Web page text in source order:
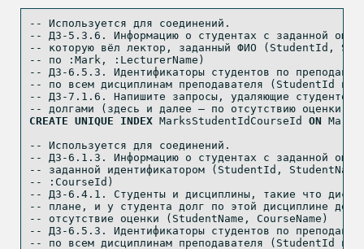
-- Используется для соединений.
-- ДЗ-5.3.6. Информацию о студентах с заданной
-- которую вёл лектор, заданный ФИО (StudentId,
-- по :Mark, :LecturerName)
-- ДЗ-6.5.3. Идентификаторы студентов по
-- по всем дисциплинам преподавателя (StudentId по
-- ДЗ-7.1.6. Напишите запросы, удаляющие студентов
-- долгами (здесь и далее — по отсутствию оценки)
CREATE UNIQUE INDEX MarksStudentIdCourseId ON
-- Используется для соединений.
-- ДЗ-6.1.3. Информацию о студентах c заданной
-- заданной идентификатором (StudentId,
-- :CourseId)
-- ДЗ-6.4.1. Студенты и дисциплины, такие что
-- плане, и у студента долг по этой дисциплине
-- отсутствие оценки (StudentName, CourseName)
-- ДЗ-6.5.3. Идентификаторы студентов по
-- по всем дисциплинам преподавателя (StudentId по